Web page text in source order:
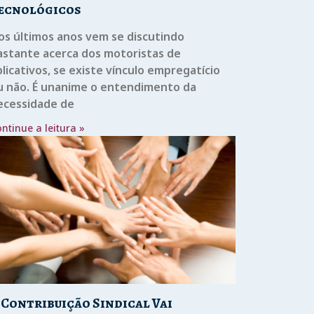
últimos anos vem se discutindo
acerca dos motoristas de
se existe vínculo empregatício
não. É unanime o entendimento da
de
a leitura »
Contribuição Sindical Vai